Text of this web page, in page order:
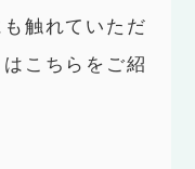
触れていただ
こちらをご紹